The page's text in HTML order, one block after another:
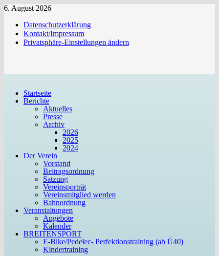
Zum
springen
6. August 2026
Datenschutzerklärung
Kontakt/Impressum
Privatsphäre-Einstellungen ändern
Startseite
Berichte
Aktuelles
Presse
Archiv
2026
2025
2024
Der Verein
Vorstand
Beitragsordnung
Satzung
Vereinsporträt
Vereinsmitglied werden
Bahnordnung
Veranstaltungen
Angebote
Kalender
BREITENSPORT
E-Bike/Pedelec- Perfektionstraining (ab Ü40)
Kindertraining